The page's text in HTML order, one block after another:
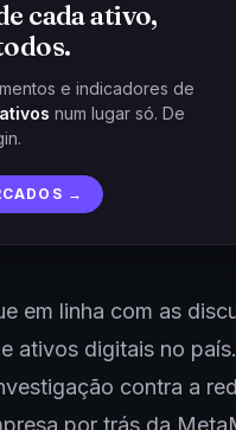
cada ativo,
e indicadores de
num lugar só. De
→
em linha com as
ativos digitais no
contra a
por trás da